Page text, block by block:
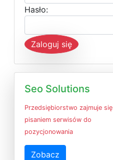
Hasło:
Zaloguj się
Seo Solutions
Przedsiębiorstwo zajmuje się
pisaniem serwisów do
pozycjonowania
Zobacz